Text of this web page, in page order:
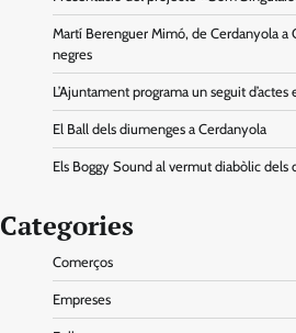
Martí Berenguer Mimó, de Cerdanyola a
negres
L’Ajuntament programa un seguit
El Ball dels diumenges a Cerdanyola
Els Boggy Sound al vermut diabòlic dels
Categories
Comerços
Empreses